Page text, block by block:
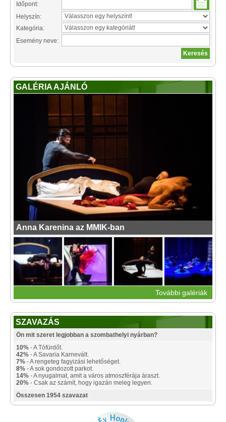
Időpont:
Helyszín:
Kategória:
Esemény neve:
GALÉRIA AJÁNLÓ
Anna Karenina az MMIK-ban
További galériák
SZAVAZÁS
Ön mit szeret legjobban a szombathelyi nyárban?
10% - A Tófürdőt.
42% - A Savaria Karnevált.
7% - A rengeteg fagyizási lehetőséget.
8% - A sok gondozott parkot.
14% - A nyugalmat, amit a város atmoszférája áraszt.
20% - Csak az számít, hogy igazán meleg legyen.
Összesen 1954 szavazat